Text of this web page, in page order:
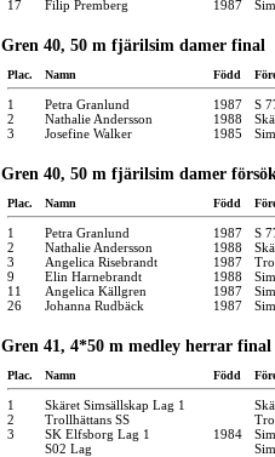
17
Filip Premberg 1987
Gren 40, 50 m fjärilsim damer final
Plac. Namn Född
1 Petra Granlund 1987
S
2
Nathalie Andersson 1988
3
Josefine Walker 1985
Gren 40, 50 m fjärilsim damer
Plac. Namn Född
1 Petra Granlund 1987
S
2
Nathalie Andersson 1988
3
Angelica Risebrandt 1987
9
Elin Harnebrandt 1988
11
Angelica Källgren 1987
26
Johanna Rudbäck 1987
Gren 41, 4*50 m medley herrar final
Plac. Namn Född
1 Skäret Simsällskap Lag 1
2
Trollhättans SS
3
SK Elfsborg Lag 1 1984
S02 Lag